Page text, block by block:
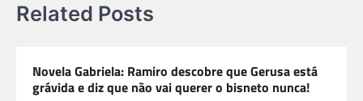
Related Posts
Novela Gabriela: Ramiro descobre que Gerusa está
grávida e diz que não vai querer o bisneto nunca!